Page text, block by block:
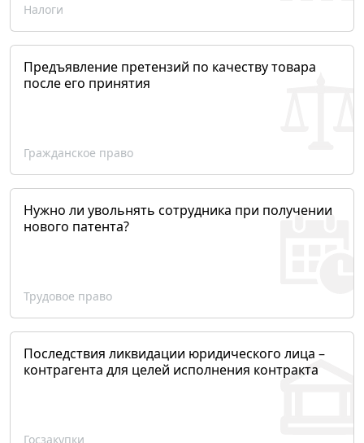
Налоги
Предъявление претензий по качеству товара
после его принятия
Гражданское право
Нужно ли увольнять сотрудника при получении
нового патента?
Трудовое право
Последствия ликвидации юридического лица –
контрагента для целей исполнения контракта
Госзакупки